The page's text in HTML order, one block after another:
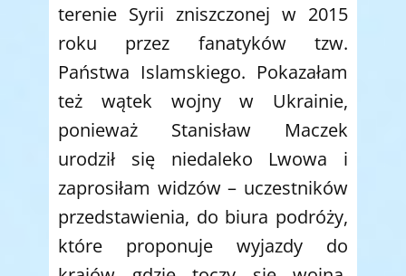
terenie Syrii zniszczonej w 2015
roku przez fanatyków tzw.
Państwa Islamskiego. Pokazałam
też wątek wojny w Ukrainie,
ponieważ Stanisław Maczek
urodził się niedaleko Lwowa i
zaprosiłam widzów – uczestników
przedstawienia, do biura podróży,
które proponuje wyjazdy do